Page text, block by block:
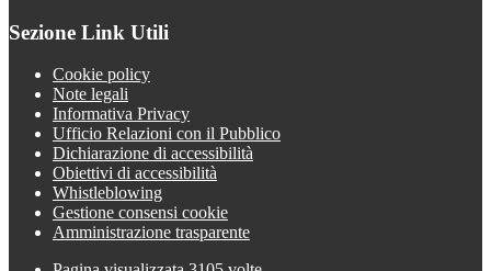
Sezione Link Utili
Cookie policy
Note legali
Informativa Privacy
Ufficio Relazioni con il Pubblico
Dichiarazione di accessibilità
Obiettivi di accessibilità
Whistleblowing
Gestione consensi cookie
Amministrazione trasparente